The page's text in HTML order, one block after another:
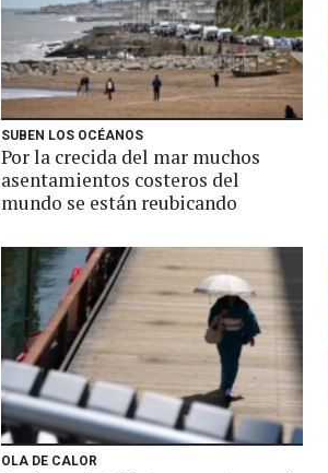
SUBEN LOS OCÉANOS
Por la crecida del mar muchos
asentamientos costeros del
mundo se están reubicando
OLA DE CALOR